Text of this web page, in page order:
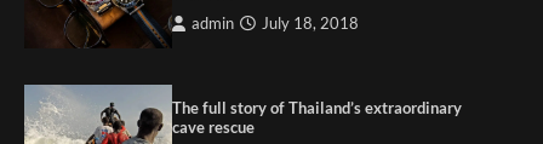
admin July 18, 2018
The full story of Thailand’s extraordinary
cave rescue